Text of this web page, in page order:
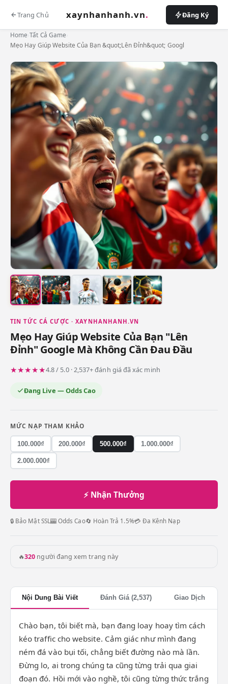
Trang Chủ xaynhanhanh.vn. Đăng Ký
Home ›Tất Cả Game
Mẹo Hay Giúp Website Của Bạn &quot;Lên Đỉnh&quot; Googl
TIN TỨC CÁ CƯỢC · XAYNHANHANH.VN
Mẹo Hay Giúp Website Của Bạn "Lên
Đỉnh" Google Mà Không Cần Đau Đầu
★★★★★4.8 / 5.0 · 2,537+ đánh giá đã xác minh
Đang Live — Odds Cao
MỨC NẠP THAM KHẢO
100.000₫ 200.000₫ 500.000₫ 1.000.000₫
2.000.000₫
⚡ Nhận Thưởng
🔒 Bảo Mật SSL🎰 Odds Cao🔄 Hoàn Trả 1.5%💳 Đa Kênh Nạp
🔥320 người đang xem trang này
Nội Dung Bài Viết Đánh Giá (2,537) Giao Dịch
Chào bạn, tôi biết mà, bạn đang loay hoay tìm cách
kéo traffic cho website. Cảm giác như mình đang
ném đá vào bụi tối, chẳng biết đường nào mà lần.
Đừng lo, ai trong chúng ta cũng từng trải qua giai
đoạn đó. Hồi mới vào nghề, tôi cũng từng thức trắng